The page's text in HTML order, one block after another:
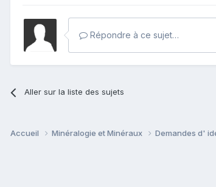
Répondre à ce sujet…
Aller sur la liste des sujets
Accueil Minéralogie et Minéraux Demandes d'